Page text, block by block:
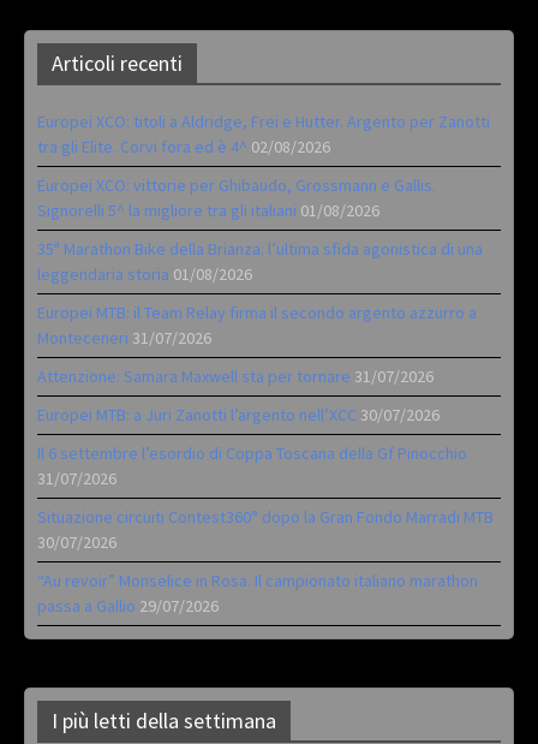
Articoli recenti
Europei XCO: titoli a Aldridge, Frei e Hutter. Argento per Zanotti
tra gli Elite. Corvi fora ed è 4^ 02/08/2026
Europei XCO: vittorie per Ghibaudo, Grossmann e Gallis.
Signorelli 5^ la migliore tra gli italiani 01/08/2026
35ª Marathon Bike della Brianza: l’ultima sfida agonistica di una
leggendaria storia 01/08/2026
Europei MTB: il Team Relay firma il secondo argento azzurro a
Monteceneri 31/07/2026
Attenzione: Samara Maxwell sta per tornare 31/07/2026
Europei MTB: a Juri Zanotti l’argento nell’XCC 30/07/2026
Il 6 settembre l’esordio di Coppa Toscana della Gf Pinocchio
31/07/2026
Situazione circuiti Contest360° dopo la Gran Fondo Marradi MTB
30/07/2026
“Au revoir” Monselice in Rosa. Il campionato italiano marathon
passa a Gallio 29/07/2026
I più letti della settimana